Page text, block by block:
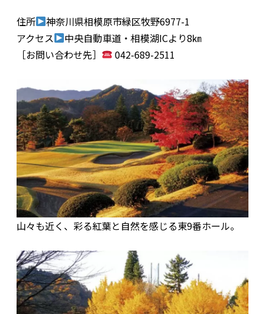
住所
神奈川県相模原市緑区牧野6977-1
アクセス
中央自動車道・相模湖ICより8㎞
［お問い合わせ先］
042-689-2511
山々も近く、彩る紅葉と自然を感じる東9番ホール。